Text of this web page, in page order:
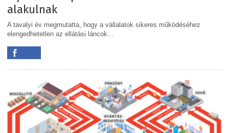
alakulnak
A tavalyi év megmutatta, hogy a vállalatok sikeres működéséhez
elengedhetetlen az ellátási láncok...